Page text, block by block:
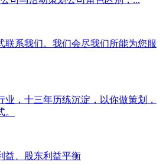
联系我们。我们会尽我们所能为您服
业，十三年历练沉淀，以你做策划，
益、股东利益平衡